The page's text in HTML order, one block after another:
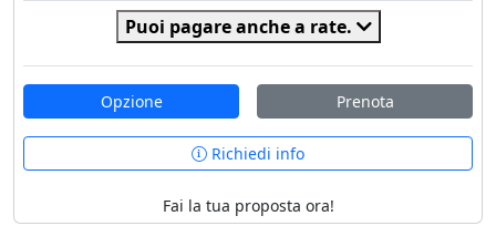
Puoi pagare anche a rate.
Opzione Prenota
Richiedi info
Fai la tua proposta ora!